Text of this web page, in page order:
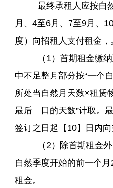
最终承租人应按自
月、4至6月、7至9月、
度）向招租人支付租金，
（ 1）首期租金缴
中不足整月部分按“一个
所处当自然月天数×租赁
最后一日的天数”计取。
签订之日起【10】日内向
（2）除首期租金
自然季度开始的前一个
租金。